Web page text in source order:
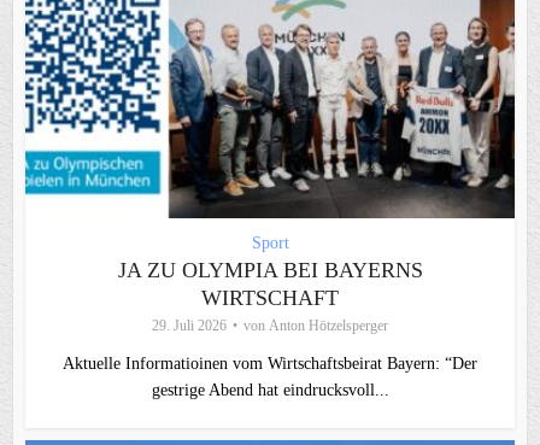
Sport
JA ZU OLYMPIA BEI BAYERNS
WIRTSCHAFT
29. Juli 2026 von Anton Hötzelsperger
Aktuelle Informatioinen vom Wirtschaftsbeirat Bayern: “Der
gestrige Abend hat eindrucksvoll...